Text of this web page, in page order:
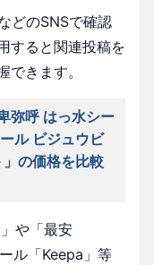
どのSNSで確認
すると関連投稿を
できます。
弥呼 はっ水シー
ル ビジュウビ
の価格を比較
や「最安
ル「Keepa」等